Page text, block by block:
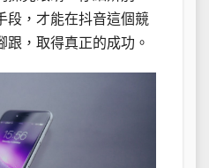
段，才能在抖音這個競
跟，取得真正的成功。